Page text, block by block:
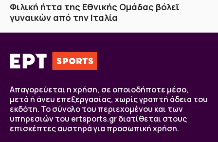
Φιλική ήττα της Εθνικής Ομάδας βόλεϊ
γυναικών από την Ιταλία
Απαγορεύεται η χρήση, σε οποιοδήποτε μέσο,
μετά ή άνευ επεξεργασίας, χωρίς γραπτή άδεια του
εκδότη. Το σύνολο του περιεχομένου και των
υπηρεσιών του ertsports.gr διατίθεται στους
επισκέπτες αυστηρά για προσωπική χρήση.